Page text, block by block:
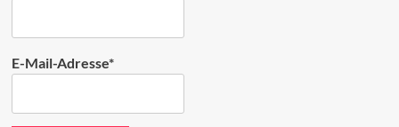
E-Mail-Adresse*